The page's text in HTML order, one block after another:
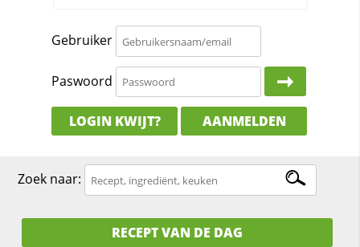
Gebruiker
Paswoord
LOGIN KWIJT? AANMELDEN
Zoek naar:
RECEPT VAN DE DAG